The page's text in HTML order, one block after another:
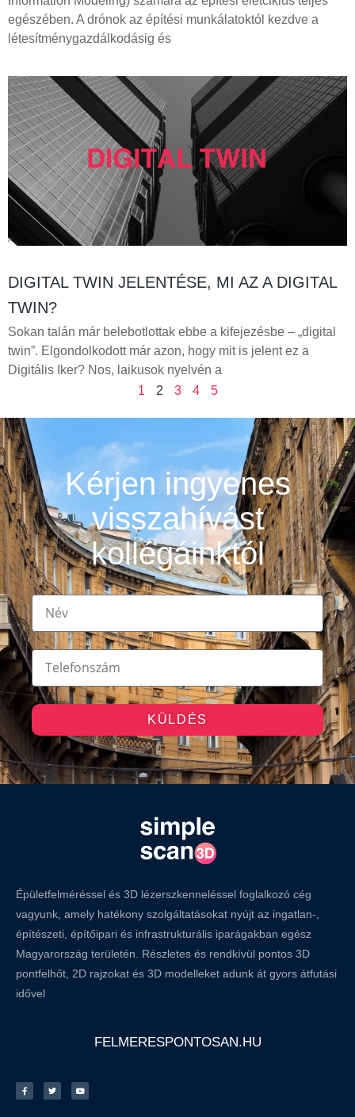
egészében. A drónok az építési munkálatoktól kezdve a
létesítménygazdálkodásig és
DIGITAL TWIN JELENTÉSE, MI AZ A DIGITAL
TWIN?
Sokan talán már belebotlottak ebbe a kifejezésbe – „digital
twin”. Elgondolkodott már azon, hogy mit is jelent ez a
Digitális Iker? Nos, laikusok nyelvén a
1
2 3 4 5
Kérjen ingyenes
visszahívást
kollégáinktól
KÜLDÉS
Épületfelméréssel és 3D lézerszkenneléssel foglalkozó cég
vagyunk, amely hatékony szolgáltatásokat nyújt az ingatlan-,
építészeti, építőipari és infrastrukturális iparágakban egész
Magyarország területén. Részletes és rendkívül pontos 3D
pontfelhőt, 2D rajzokat és 3D modelleket adunk át gyors átfutási
idővel
FELMERESPONTOSAN.HU